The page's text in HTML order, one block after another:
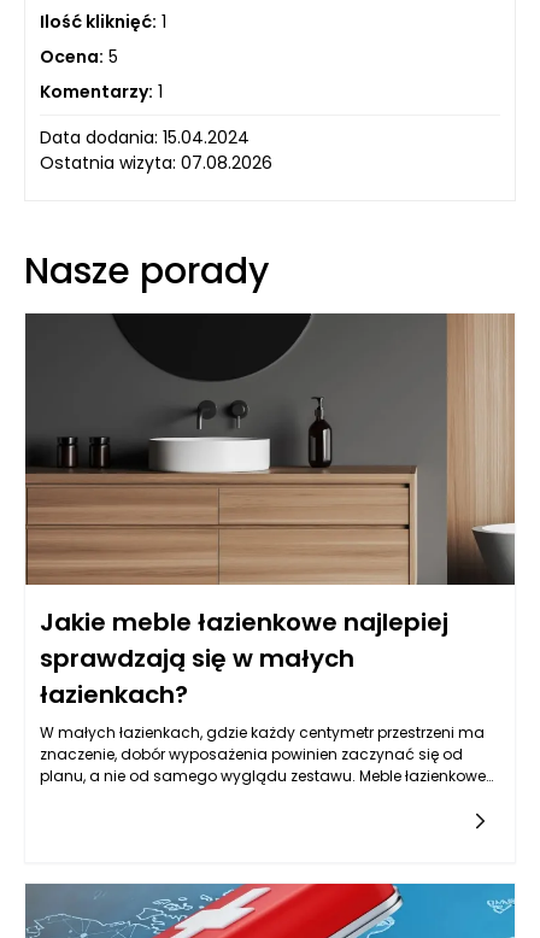
Ilość kliknięć: 1
Ocena: 5
Komentarzy: 1
Data dodania: 15.04.2024
Ostatnia wizyta: 07.08.2026
Nasze porady
Jakie meble łazienkowe najlepiej
sprawdzają się w małych
łazienkach?
W małych łazienkach, gdzie każdy centymetr przestrzeni ma
znaczenie, dobór wyposażenia powinien zaczynać się od
planu, a nie od samego wyglądu zestawu. Meble łazienkowe
warto sprawdzić, gdzie faktycznie możesz stanąć, jak szeroko
otwiera się kabina, czy przy umywalce jest miejsce na
wygodne schylenie się i czy przejście nie będzie blokowane